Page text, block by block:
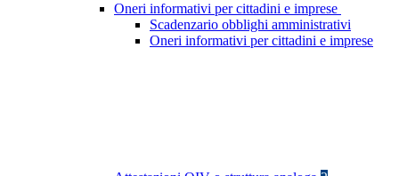
Oneri informativi per cittadini e imprese
Scadenzario obblighi amministrativi
Oneri informativi per cittadini e imprese